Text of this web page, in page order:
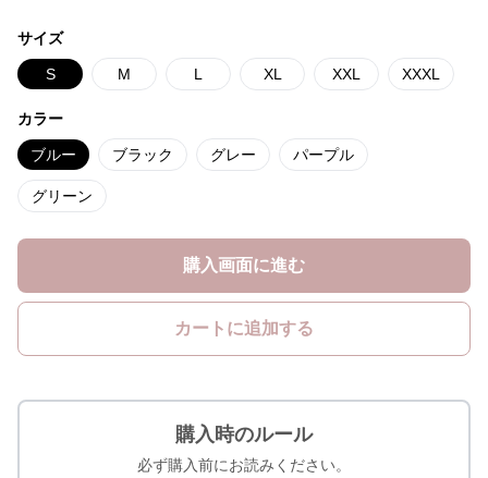
サイズ
S M L XL XXL XXXL
カラー
ブルー ブラック グレー パープル
グリーン
購入画面に進む
カートに追加する
購入時のルール
必ず購入前にお読みください。